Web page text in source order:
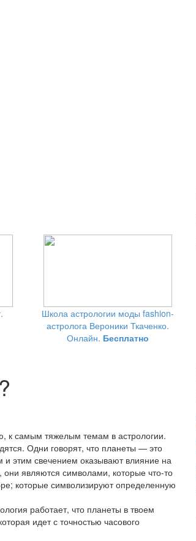
Школа астрологии моды fashion-
астролога Вероники Ткаченко.
Онлайн. Бесплатно
к самым тяжелым темам в астрологии.
Одни говорят, что планеты — это
и этим свечением оказывают влияние на
являются символами, которые что-то
которые символизируют определенную
работает, что планеты в твоем
идет с точностью часового